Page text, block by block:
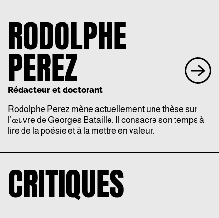
RODOLPHE
PEREZ
Rédacteur et doctorant
Rodolphe Perez mène actuellement une thèse sur
l’œuvre de Georges Bataille. Il consacre son temps à
lire de la poésie et à la mettre en valeur.
CRITIQUES